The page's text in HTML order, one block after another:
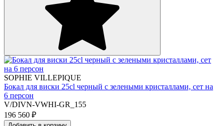
SOPHIE VILLEPIQUE
Бокал для виски 25cl черный с зелеными кристаллами, сет на
6 персон
V/DIVN-VWHI-GR_155
196 560 ₽